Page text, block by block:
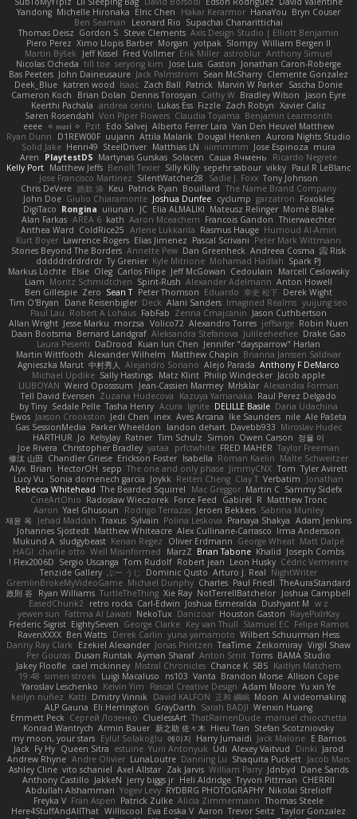
Bryn Couser
HanaYou
Hakar Kerarmor
Elric Chen
Michelle Hironaka
Yandong
Supachai Chanarittichai
Leonard Rio
Ben Seaman
Axis Design Studio | Elliott Benjamin
Steve Clements
Gordon S
Thomas Deisz
William Bergen II
Slompy
yotpak
Morgan
Ximo Llopis Barber
Piero Perez
Anthony Simuel
astroblur
Erik Miller
Fred Vollmer
Jeff Kissel
Martin Býšek
Jonathan Caron-Roberge
Gaston
Jose Luis
seryong kim
till toe
Nicolas Ocheda
Clemente Gonzalez
Sean McSharry
Jack Palmstrom
John Daineusaure
Bas Peeters
Sascha Donie
Marvin W Parker
Patrick
Zach Ball
Isaac
katren wood
Deek_Blue
Jason Eyre
Bradley Wilson
Cathy W
Dennis Torosyan
Brian Dolan
Cameron Koch
Xavier Caliz
Zach Robyn
Fizzle
Lukas Ess
andrea cerini
Keerthi Pachala
Benjamin Learmonth
Claudia Toyama
Von Piper Flowers
Søren Rosendahl
Van Den Heuvel Matthew
Alberto Ferrer Lara
Edo Salvej
Pzit
✧ 𝔪𝔞𝔯𝔦 ✧
eeee
Aurora Nights Studio
Dougal Henken
Attila Malarik
uujann
D1REW00F
Ryan Dunn
mura
Jose Espinoza
iiiimmmm
Matthias LN
SteelDriver
Henri49
Solid Jake
Ricardo Negrete
Саша Ячмень
Solacen
Martynas Gurskas
PlaytestDS
Aren
Paul R LeBlanc
vikky
sepehr sabour
Silly Killy
Benoît Texier
Matthew Jeffs
Kelly Port
Tony Johnson
Sadie J. Foxx
SilentWatcher28
Jose Francisco Martinez
The Name Brand Company
Bouillard
Patrick Ryan
Keu
皓欽 涂
Chris DeVere
Foxokles
garzatron
cyclump
Joshua Dunfee
Giulio Chiaramonte
John Doe
Mornè Blake
Mateusz Relinger
Elia ALMALIKI
JC
uiiunan
Rongina
DigiTaco
Thierwaechter
Francois Gandon
Aaron Mceachern
kath
AREA 6
Alan Farkas
Humoud Al-Amiri
Rasmus Hauge
Arlene Lukkarila
ColdRice25
Anthea Ward
Peter Mark Wittmann
Pascal Scrivani
Elias Jimenez
Lawrence Rogers
Kurt Boyer
Risk 📀
Andreea Cosma
Dan Greenheck
Annette Pew
Stories Beyond The Borders
Spark PJ
Mohamad Hadlah
Kyle Mitrione
Ty Grenier
dddddrdrdrdrdr
Marcell Ceslowsky
Cedoulain
Jeff McGowan
Carlos Filipe
Oleg
Elsie
Markus Löchte
Anton Howell
Alexander Adelmann
Spirit-Rush
Moritz Schmidtchen
Liam
Derek Wight
幸史 松下
Eduardo
Peter Thomson
Sean T
Zero
Ben Gillespie
yuijung seo
Imagined Realms
Alani Sanders
Deck
Dane Reisenbigler
Tim O'Bryan
Jason Cuthbertson
Zerina Cmajcanin
FabFab
Robert A Lohaus
Paul Lau
Robin Nuen
jeffsarge
Alexandro Torres
Volico72
morzsa
Jesse Marku
Allan Wright
Drake Gao
Julileeheehee
Aleksandra Stefanova
Bernard Landgraf
Daan Bootsma
Jennifer "daysparrow" Harlan
Kuan lun Chen
DaDrood
Laura Pesenti
Brianna Janssen Saldivar
Matthew Chapin
Alexander Wilhelm
Martin Wittfooth
Anthony F DeMarco
Alejo Parada
Alejandro Soriano
中村秀人
Agnieszka Marut
Jacob apple
Philip Windecker
Matz Klint
Sally Hastings
Michael Updike
Alexandra Forman
MrIsklar
Jean-Cassien Marmey
Weird Oposssum
LIUBOYAN
Raul Perez Delgado
Kazuya Yamanaka
Zuzana Hudecova
Tell David Evensen
Daria Udachina
DELILLE Basile
Acura .Ignite
Tasha Henry
Sedale Pelle
by Tiny
Ale Pašeta
nile
Ike Saunders
Aves Arcana
inex
Jedi Chen
Jaxson Crookston
Ewos
Miroslav Hudec
Davebb933
landon dehart
Parker Wheeldon
Gas SessionMedia
정율 이
Owen Carson
Simon
Tim Schulz
Ratner
KelsyJay
Jo
HARTHUR
Taylor Freeman
FRED MAHER
prfctwhite
yataa
Christopher Bradley
Joe Rivera
Malte Schweitzer
Roman Kaelin
Isabella
Erickson Foster
Chandler Griese
修汰 山田
Tyler Avirett
Tom
JimmyCNX
The one and only phase
sepp
HectorOH
Brian
Alyx
Jonathan
Verbatim
Clay T
Reiten Cheng
Joykk
Sonia domenech garcia
Lucy Vu
Sammy Sidefx
Martin C
Mac Greggor
The Bearded Squirrel
Rebecca Whitehead
Matthew Tronc
R
Gabirél
Force Feed
Radosław Wieczorek
CineArtOhio
Sabrina Munley
Jeroen Bekkers
Rodrigo Terrazas
Yael Ghusoun
Aaron
Adam Jenkins
Pranaya Shakya
Polina Leskova
Sylvain
Traxus
Jehad Maddah
재윤 옥
Irma Andersson
Alex Cullinane-Carrasco
Matthew Whiteacre
Johannes Sjöstedt
Matt Dalpé
George Wheat
Oliver Erdmann
Kenan Regez
sludgybeast
Mukund A
Joseph Combs
Khalid
Brian Tabone
MarzZ
Well Misinformed
charlie otto
HAGI
Cédric Vermeirre
Leon Husky
Robert jean
Tom Rudolf
Sergio Uscanga
Flex2006D !
NightWriter
Arturo J. Real
Dominic Qusto
ぶー うじ
Tenzide Gallery
TheAuraStandard
Paul Friedl
Charles
Michael Dunphy
GremlinBrokeMyVideoGame
Joshua Campbell
NotTerrellBatchelor
Xie Ray
TurtleTheThing
Ryan Williams
政則 谷
w z
Dushyant M
Joshua Esmeralda
Carl-Edwin
retro rocks
EasedChunk2
RayePixlrKay
Houston Gaston
Danizoar
NekoTux
Fattma Al Lawati
yewen sun
Felipe Ramos
Slamuel EC
Key van Thull
George Clarke
EightySeven
Frederic Sigrist
Wilbert Schuurman Hess
yuna yamamoto
Derek Carlin
Ben Watts
RavenXXXX
Virgil Shaw
Zeikomiray
TeaTime
Jonas Printzen
Ezekiel Alexander
Danny Ray Clark
BAMA Studio
Toms
Anton Smit
Ayman Sharaf
Dusan Runtak
Per Gouras
Kaitlyn Matchem
SBS
Chance K
Mistral Chronicles
cael mckinney
Jakey Floofle
Allison Cope
Brandon Morse
Vanta
ns103
Luigi Macaluso
simen stroek
19:48
Yu xin Ye
Adam Moore
Pascal Creative Design
Kelvin Yim
Yaroslav Leschenko
AI videomaking
Moon
正和 綱嶋
David KALFON
Dmitry Vinnik
Katti
keilyn nuñez
Wenxin Huang
Sarah BADJI
GrayDarth
Eli Herrington
ALP Gauna
manuel chiocchetta
ThatRamenDude
CluelessArt
Cергей Лозенко
Emmett Peck
Stefan Scotzniovsky
Hieu Tran
新之助 佐々木
Armin Bauer
Konrad Wantrych
E Barrios
Jack Malone
Harry Jumaidi
에이지
Eylül Solakoğlu
my moon, your stars
Jarod
Dinki
Alexey Vaitvud
Udi
Yurii Antonyuk
estuine
Queen Sitra
Fy Hy
Jack
Jacob Mars
Shaquita Puckett
Danning Lu
LunaLoutre
Andre Olivier
Andrew Rhyne
Dane Sands
Jdnbyd
William Parry
Zak Jarvis
Axel Allstar
vito schaniel
Ashley Cline
CHERRII
Tryvon Pittman
Heli Aldridge
jerry biggs jr
JakkeN
Anthony Castillo
Nikolai Strelioff
RYDBRG PHOTOGRAPHY
Yogev Levy
Abdullah Alshammari
Thomas Steele
Alicia Zimmermann
Patrick Zulke
Fran Aspen
Freyka V
Taylor Gonzalez
Trevor Seitz
Aaron
Eva Eoska V
Williscool
Here4StuffAndAllThat